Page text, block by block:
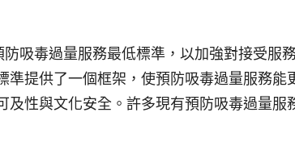
吸毒過量服務最低標準，以加強對接受服
準提供了一個框架，使預防吸毒過量服務能
及性與文化安全。許多現有預防吸毒過量服